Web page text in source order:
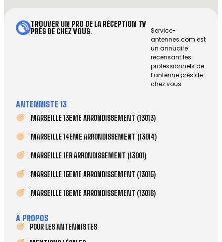
TROUVER UN PRO DE LA RÉCEPTION TV
PRÈS DE CHEZ VOUS.
Service-
antennes.com est
un annuaire
recensant les
professionnels de
l’antenne près de
chez vous.
ANTENNISTE 13
MARSEILLE 13EME ARRONDISSEMENT (13013)
MARSEILLE 14EME ARRONDISSEMENT (13014)
MARSEILLE 1ER ARRONDISSEMENT (13001)
MARSEILLE 15EME ARRONDISSEMENT (13015)
MARSEILLE 16EME ARRONDISSEMENT (13016)
À PROPOS
POUR LES ANTENNISTES